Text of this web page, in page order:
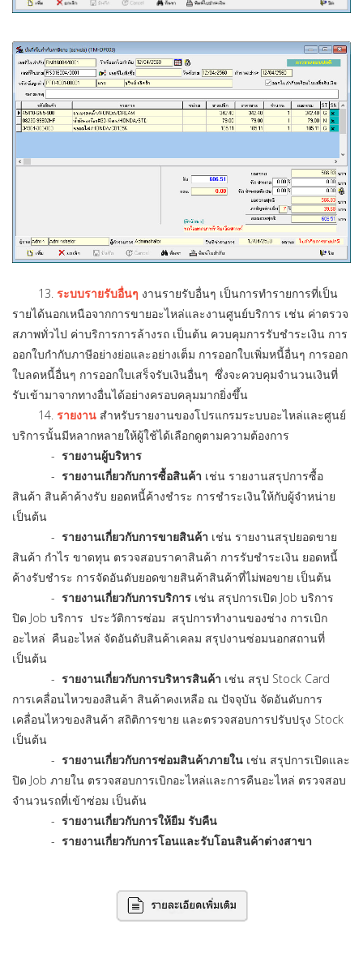
13. ระบบรายรับอื่นๆ งานรายรับอื่นๆ เป็นการทำรายการที่เป็น
รายได้นอกเหนือจากการขายอะไหล่และงานศูนย์บริการ เช่น ค่าตรวจ
สภาพทั่วไป ค่าบริการการล้างรถ เป็นต้น ควบคุมการรับชำระเงิน การ
ออกใบกำกับภาษีอย่างย่อและอย่างเต็ม การออกใบเพิ่มหนี้อื่นๆ การออก
ใบลดหนี้อื่นๆ การออกใบเสร็จรับเงินอื่นๆ ซึ่งจะควบคุมจำนวนเงินที่
รับเข้ามาจากทางอื่นได้อย่างครอบคลุมมากยิ่งขึ้น
14. รายงาน สำหรับรายงานของโปรแกรมระบบอะไหล่และศูนย์
บริการนั้นมีหลากหลายให้ผู้ใช้ได้เลือกดูตามความต้องการ
- รายงานผู้บริหาร
- รายงานเกี่ยวกับการซื้อสินค้า เช่น รายงานสรุปการซื้อ
สินค้า สินค้าค้างรับ ยอดหนี้ค้างชำระ การชำระเงินให้กับผู้จำหน่าย
เป็นต้น
- รายงานเกี่ยวกับการขายสินค้า เช่น รายงานสรุปยอดขาย
สินค้า กำไร ขาดทุน ตรวจสอบราคาสินค้า การรับชำระเงิน ยอดหนี้
ค้างรับชำระ การจัดอันดับยอดขายสินค้าสินค้าที่ไม่พอขาย เป็นต้น
- รายงานเกี่ยวกับการบริการ เช่น สรุปการเปิด Job บริการ
ปิด Job บริการ ประวัติการซ่อม สรุปการทำงานของช่าง การเบิก
อะไหล่ คืนอะไหล่ จัดอันดับสินค้าเคลม สรุปงานซ่อมนอกสถานที่
เป็นต้น
- รายงานเกี่ยวกับการบริหารสินค้า เช่น สรุป Stock Card
การเคลื่อนไหวของสินค้า สินค้าคงเหลือ ณ ปัจจุบัน จัดอันดับการ
เคลื่อนไหวของสินค้า สถิติการขาย และตรวจสอบการปรับปรุง Stock
เป็นต้น
- รายงานเกี่ยวกับการซ่อมสินค้าภายใน เช่น สรุปการเปิดและ
ปิด Job ภายใน ตรวจสอบการเบิกอะไหล่และการคืนอะไหล่ ตรวจสอบ
จำนวนรถที่เข้าซ่อม เป็นต้น
- รายงานเกี่ยวกับการให้ยืม รับคืน
- รายงานเกี่ยวกับการโอนและรับโอนสินค้าต่างสาขา